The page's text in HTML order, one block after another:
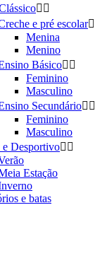
 
e pré escolar
Menina
Menino
Básico 
Feminino
Masculino
Secundário 
Feminino
Masculino
e Desportivo 
Estação
e batas